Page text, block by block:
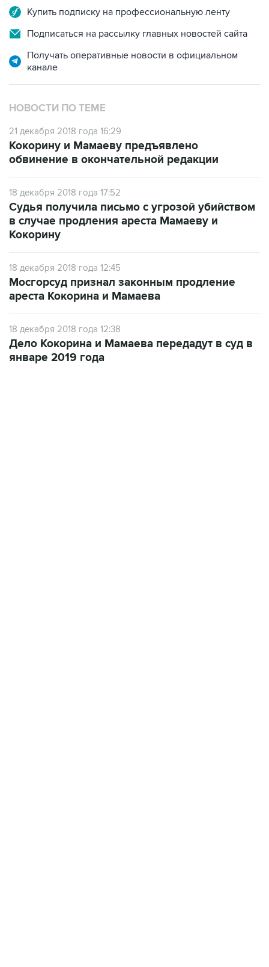
Купить подписку на профессиональную ленту
Подписаться на рассылку главных новостей сайта
Получать оперативные новости в официальном
канале
НОВОСТИ ПО ТЕМЕ
21 декабря 2018 года 16:29
Кокорину и Мамаеву предъявлено
обвинение в окончательной редакции
18 декабря 2018 года 17:52
Судья получила письмо с угрозой убийством
в случае продления ареста Мамаеву и
Кокорину
18 декабря 2018 года 12:45
Мосгорсуд признал законным продление
ареста Кокорина и Мамаева
18 декабря 2018 года 12:38
Дело Кокорина и Мамаева передадут в суд в
январе 2019 года